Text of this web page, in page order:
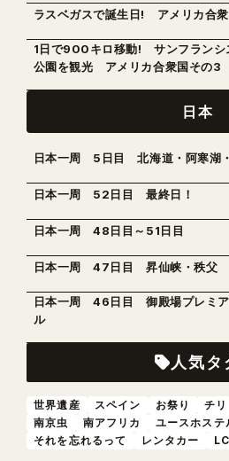
ラスベガスで誕生日! アメリカ合
1日で900キロ移動! サンフランシ
公園を観光 アメリカ合衆国その3
日本
日本一周 5日目 北海道・阿寒湖
日本一周 52日目 最終日！
日本一周 48日目～51日目
日本一周 47日目 昇仙峡・秩父
日本一周 46日目 御殿場プレミア
ル
人気タ
世界遺産 スペイン お祭り チリ
南京虫
南アフリカ ユースホステ
それを忘れるって
レンタカー